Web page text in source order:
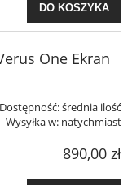
DO KOSZYKA
One Ekran
Dostępność:średnia ilość
Wysyłka w: natychmiast
890,00 zł